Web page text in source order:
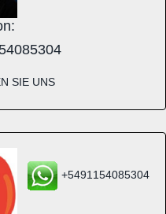
SIE UNS
+5491154085304